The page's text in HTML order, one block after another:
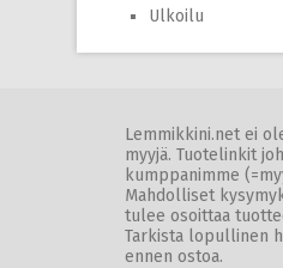
Ulkoilu
Lemmikkini.net ei
myyjä. Tuotelinkit
kumppanimme
Mahdolliset
tulee osoittaa
Tarkista lopullinen
ennen ostoa.